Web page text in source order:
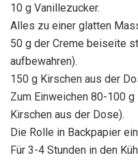
10 g Vanillezucker.
Alles zu einer glatten
50 g der Creme beiseite
aufbewahren).
150 g Kirschen aus der
Zum Einweichen 80-100
Kirschen aus der Dose).
Die Rolle in Backpapier
Für 3-4 Stunden in den